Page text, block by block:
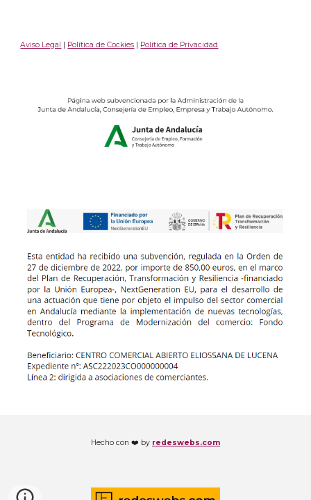
Aviso Legal | Política de Cockies | Política de Privacidad
Hecho con ❤️ by redeswebs.com